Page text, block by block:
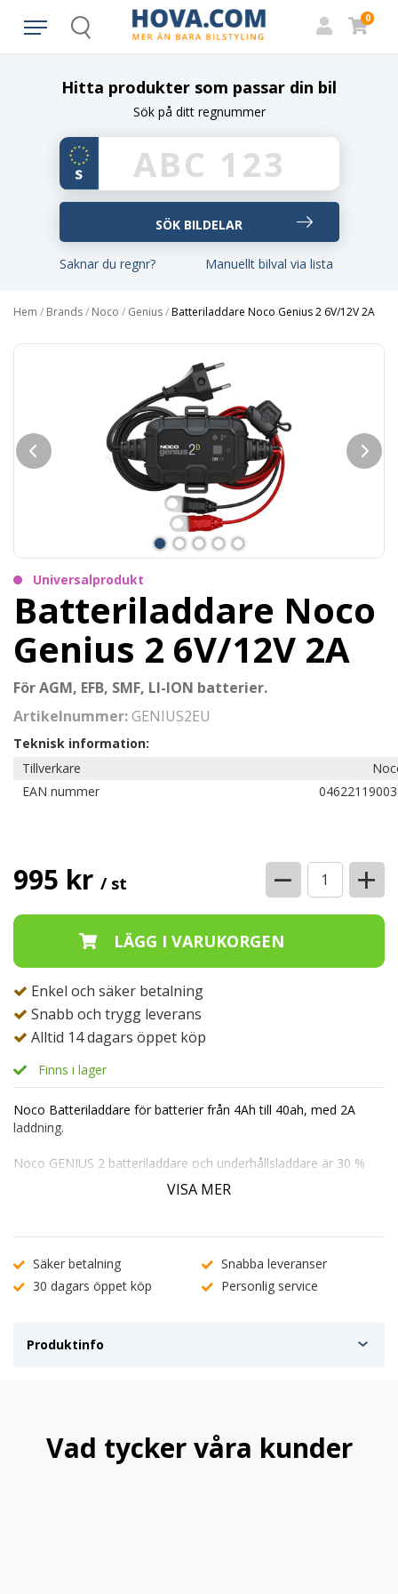
Search
0
Hitta produkter som passar din bil
Sök på ditt regnummer
Saknar du regnr? Manuellt bilval via lista
Hem / Brands/ Noco / Genius/Batteriladdare Noco Genius 2 6V/12V 2A
Universalprodukt
Batteriladdare Noco
Genius 2 6V/12V 2A
För AGM, EFB, SMF, LI-ION batterier.
Artikelnummer: GENIUS2EU
Teknisk information:
Tillverkare
EAN nummer
995 kr / st − +
Enkel och säker betalning
Snabb och trygg leverans
Alltid 14 dagars öppet köp
Finns i lager
Noco Batteriladdare för batterier från 4Ah till 40ah, med 2A
laddning.
Noco GENIUS 2 batteriladdare och underhållsladdare är 30 %
mindre och ger över 140 % mer effekt än sin föregångare.
Den är enklare och lättare att använda än någonsin bara att
ladda ditt batteri.
bruk.
Utformad för 6-volts och 12-volts blybatterier för bil, marint och
Skapa nytt liv i ditt batteri
VISA MER
Säker betalning
Snabba leveranser
30 dagars öppet köp
Personlig service
Produktinfo
Vad tycker våra kunder